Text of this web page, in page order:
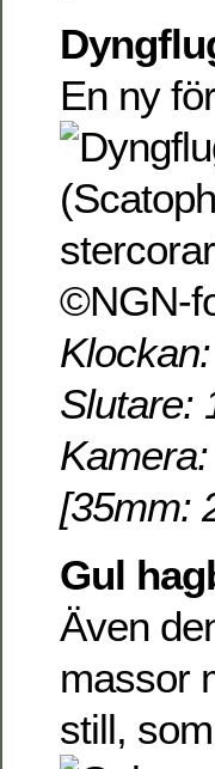
En ny
Slutare:
[35mm:
Gul
Även
massor
still,